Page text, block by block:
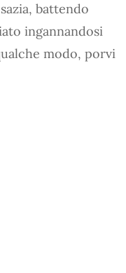
battendo
ingannandosi
modo, porvi